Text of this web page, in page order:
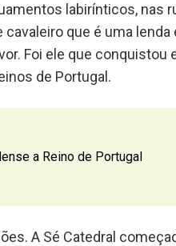
labirínticos, nas
que é uma lenda
Foi ele que conquistou
de Portugal.
a Reino de Portugal
A Sé Catedral